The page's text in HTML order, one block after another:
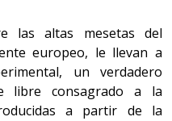
las altas mesetas del
europeo, le llevan a
un verdadero
libre consagrado a la
a partir de la